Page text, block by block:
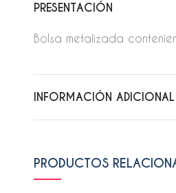
PRESENTACIÓN
Bolsa metalizada
INFORMACIÓN ADICIONAL
PRODUCTOS